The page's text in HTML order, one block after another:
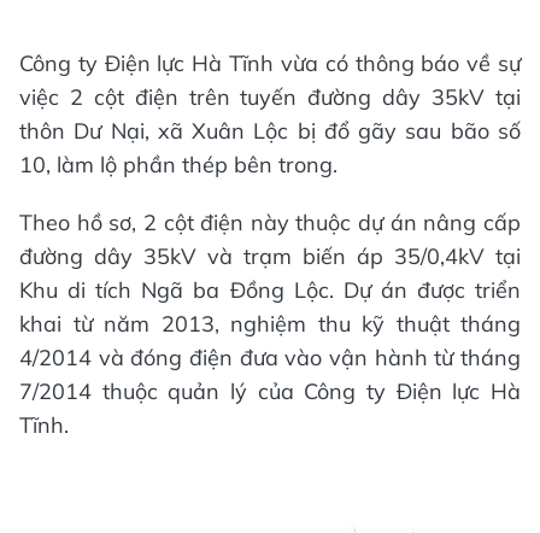
Công ty Điện lực Hà Tĩnh vừa có thông báo về sự
việc 2 cột điện trên tuyến đường dây 35kV tại
thôn Dư Nại, xã Xuân Lộc bị đổ gãy sau bão số
10, làm lộ phần thép bên trong.
Theo hồ sơ, 2 cột điện này thuộc dự án nâng cấp
đường dây 35kV và trạm biến áp 35/0,4kV tại
Khu di tích Ngã ba Đồng Lộc. Dự án được triển
khai từ năm 2013, nghiệm thu kỹ thuật tháng
4/2014 và đóng điện đưa vào vận hành từ tháng
7/2014 thuộc quản lý của Công ty Điện lực Hà
Tĩnh.